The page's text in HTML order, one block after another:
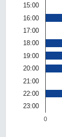
0
15:00
16:00
17:00
18:00
19:00
20:00
21:00
22:00
23:00